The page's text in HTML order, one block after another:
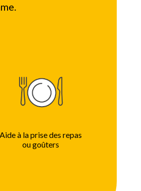
Aide à la prise des repas
ou goûters